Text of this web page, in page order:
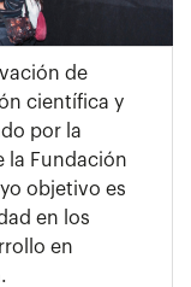
de
científica y
por la
la Fundación
objetivo es
en los
en